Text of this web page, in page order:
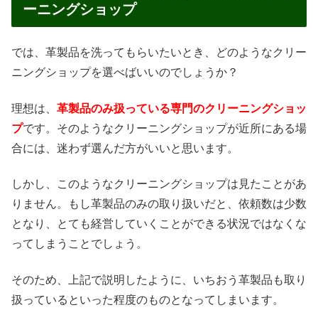
ーニングショップ
では、革製品を洗ってもらいたいとき、どのようなクリー
ニングショップを選べばいいのでしょうか？
理想は、 革製品のみ扱っている専門のクリーニングショッ
プです。そのようなクリーニングショップが近所にある場
合には、迷わず選んだ方がいいと思います。
しかし、このようなクリーニングショップは見たことがあ
りません。もし革製品のみの取り扱いだと、依頼数は少数
となり、とても経営していくことができる状況ではなくな
ってしまうことでしょう。
そのため、上記で説明したように、いちおう革製品も取り
扱っているといった程度のものとなってしまいます。